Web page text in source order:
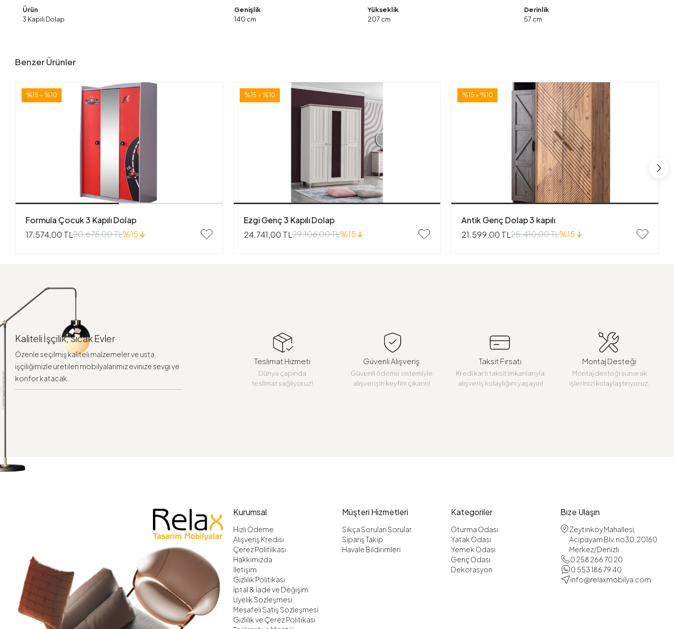
Ürün
Genişlik Yükseklik
Derinlik
3 Kapılı Dolap
140 cm 207 cm 57 cm
Benzer Ürünler
%15 + %10
Formula Çocuk 3 Kapılı Dolap
17.574,00 TL20.675,00 TL%15
%15 + %10
Ezgi Genç 3 Kapılı Dolap
24.741,00 TL29.106,00 TL%15
%15 + %10
Antik Genç Dolap 3 kapılı
21.599,00 TL25.410,00 TL%15
Kaliteli İşçilik, Sıcak Evler
Özenle seçilmiş kaliteli malzemeler ve usta
işçiliğimizle üretilen mobilyalarımız evinize sevgi ve
konfor katacak.
Teslimat Hizmeti
Dünya çapında
teslimat sağlıyoruz!
Güvenli Alışveriş
Güvenli ödeme sistemiyle
alışverişin keyfini çıkarın!
Taksit Fırsatı
Kredi kartı taksit imkanlarıyla
alışveriş kolaylığını yaşayın!
Montaj Desteği
Montaj desteği sunarak
işlerinizi kolaylaştırıyoruz.
Kurumsal
Hızlı Ödeme
Alışveriş Kredisi
Çerez Politilkası
Hakkımızda
İletişim
Gizlilik Politikası
İptal & İade ve Değişim
Üyelik Sözleşmesi
Mesafeli Satış Sözleşmesi
Gizlilik ve Çerez Politikası
Müşteri Hizmetleri
Sıkça Sorulan Sorular
Sipariş Takip
Havale Bildirimleri
Kategoriler
Oturma Odası
Yatak Odası
Yemek Odası
Genç Odası
Dekorasyon
Bize Ulaşın
Zeytinköy Mahallesi,
Acıpayam Blv. no30, 20160
Merkez/Denizli
0 258 266 70 20
0 553 186 79 40
info@relaxmobilya.com